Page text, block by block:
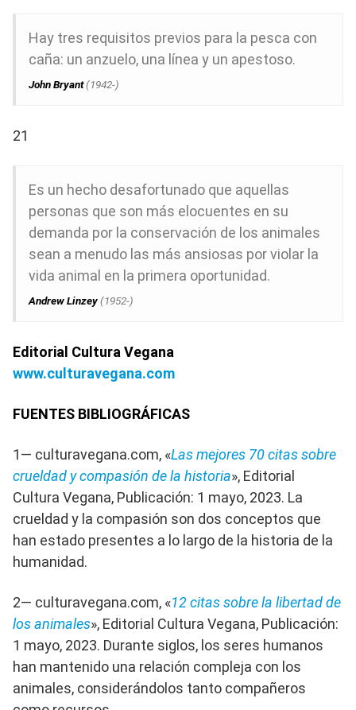
Hay tres requisitos previos para la pesca con
caña: un anzuelo, una línea y un apestoso.
John Bryant(1942-)
21
Es un hecho desafortunado que aquellas
personas que son más elocuentes en su
demanda por la conservación de los animales
sean a menudo las más ansiosas por violar la
vida animal en la primera oportunidad.
Andrew Linzey(1952-)
Editorial Cultura Vegana
www.culturavegana.com
FUENTES BIBLIOGRÁFICAS
1— culturavegana.com, «Las mejores 70 citas sobre
crueldad y compasión de la historia», Editorial
Cultura Vegana, Publicación: 1 mayo, 2023. La
crueldad y la compasión son dos conceptos que
han estado presentes a lo largo de la historia de la
humanidad.
2— culturavegana.com, «12 citas sobre la libertad de
los animales», Editorial Cultura Vegana, Publicación:
1 mayo, 2023. Durante siglos, los seres humanos
han mantenido una relación compleja con los
animales, considerándolos tanto compañeros